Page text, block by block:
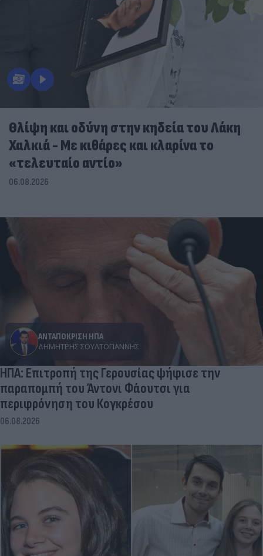
Θλίψη και οδύνη στην κηδεία του Λάκη
Χαλκιά - Με κιθάρες και κλαρίνα το
«τελευταίο αντίο»
06.08.2026
ΑΝΤΑΠΟΚΡΙΣΗ ΗΠΑ
ΔΗΜΉΤΡΗΣ ΣΟΥΛΤΟΓΙΆΝΝΗΣ
ΗΠΑ: Επιτροπή της Γερουσίας ψήφισε την
παραπομπή του Άντονι Φάουτσι για
περιφρόνηση του Κογκρέσου
06.08.2026